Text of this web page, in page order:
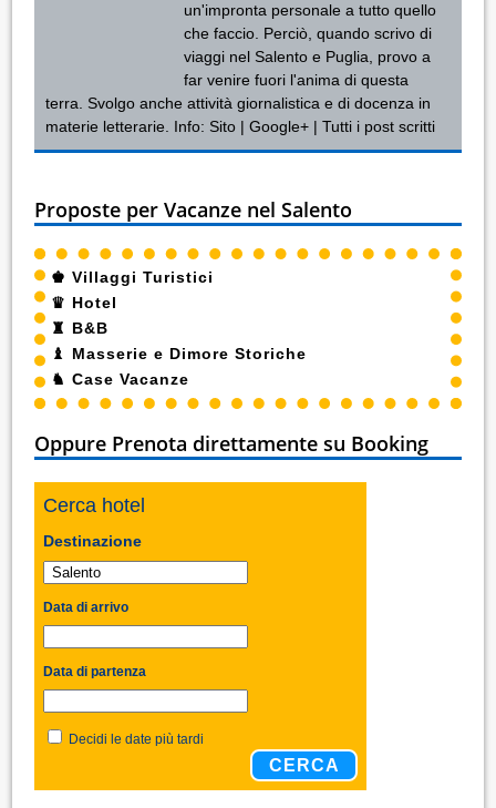
un'impronta personale a tutto quello
che faccio. Perciò, quando scrivo di
viaggi nel Salento e Puglia, provo a
far venire fuori l'anima di questa
terra. Svolgo anche attività giornalistica e di docenza in
materie letterarie. Info: Sito |Google+ |Tutti i post scritti
Proposte per Vacanze nel Salento
♚Villaggi Turistici
♛ Hotel
♜ B&B
♝ Masserie e Dimore Storiche
♞Case Vacanze
Oppure Prenota direttamente su Booking
Cerca hotel
Destinazione
Data di arrivo
Data di partenza
Decidi le date più tardi
CERCA